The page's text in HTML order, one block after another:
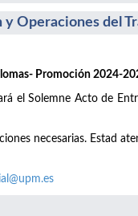
Operaciones del
Promoción 2024-
el Solemne Acto de
necesarias. Estad